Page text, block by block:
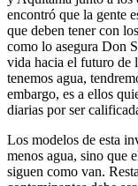
encontró que la gente
que deben tener con
como lo asegura Don
vida hacia el futuro de
tenemos agua,
embargo, es a ellos
diarias por ser
Los modelos de esta
menos agua, sino que
siguen como van.